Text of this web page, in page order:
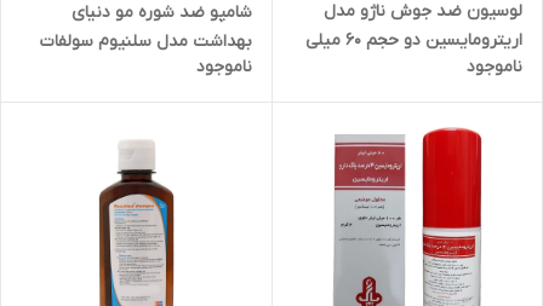
لوسیون ضد جوش ناژو مدل
اریترومایسین دو حجم 60 میلی
لیتر
ناموجود
شامپو ضد شوره مو دنیای
بهداشت مدل سلنیوم سولفات
مناسب برای موهای دارای شوره
حجم 150 میلی لیتر
ناموجود